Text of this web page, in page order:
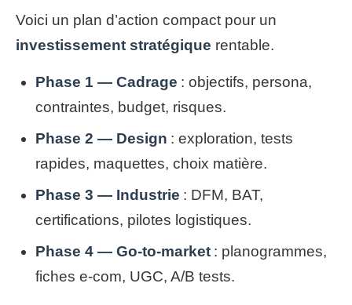
Voici un plan d’action compact pour un
investissement stratégique rentable.
Phase 1 — Cadrage : objectifs, persona,
contraintes, budget, risques.
Phase 2 — Design : exploration, tests
rapides, maquettes, choix matière.
Phase 3 — Industrie : DFM, BAT,
certifications, pilotes logistiques.
Phase 4 — Go‑to‑market : planogrammes,
fiches e‑com, UGC, A/B tests.